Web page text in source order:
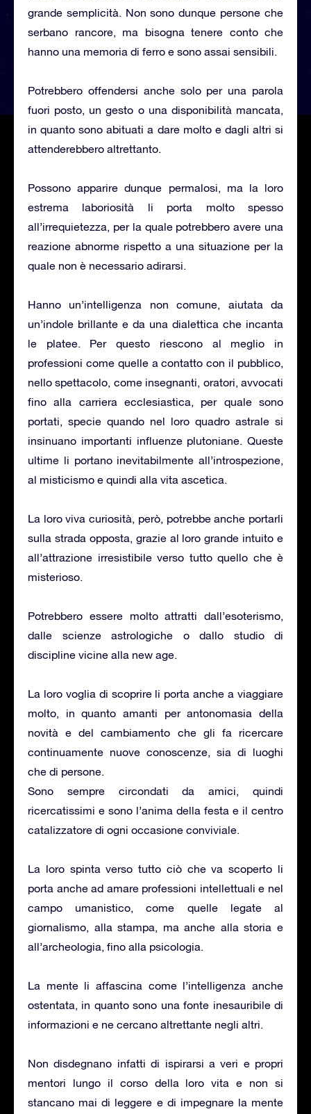
grande semplicità. Non sono dunque persone che
serbano rancore, ma bisogna tenere conto che
hanno una memoria di ferro e sono assai sensibili.
Potrebbero offendersi anche solo per una parola
fuori posto, un gesto o una disponibilità mancata,
in quanto sono abituati a dare molto e dagli altri si
attenderebbero altrettanto.
Possono apparire dunque permalosi, ma la loro
estrema laboriosità li porta molto spesso
all’irrequietezza, per la quale potrebbero avere una
reazione abnorme rispetto a una situazione per la
quale non è necessario adirarsi.
Hanno un’intelligenza non comune, aiutata da
un’indole brillante e da una dialettica che incanta
le platee. Per questo riescono al meglio in
professioni come quelle a contatto con il pubblico,
nello spettacolo, come insegnanti, oratori, avvocati
fino alla carriera ecclesiastica, per quale sono
portati, specie quando nel loro quadro astrale si
insinuano importanti influenze plutoniane. Queste
ultime li portano inevitabilmente all’introspezione,
al misticismo e quindi alla vita ascetica.
La loro viva curiosità, però, potrebbe anche portarli
sulla strada opposta, grazie al loro grande intuito e
all’attrazione irresistibile verso tutto quello che è
misterioso.
Potrebbero essere molto attratti dall’esoterismo,
dalle scienze astrologiche o dallo studio di
discipline vicine alla new age.
La loro voglia di scoprire li porta anche a viaggiare
molto, in quanto amanti per antonomasia della
novità e del cambiamento che gli fa ricercare
continuamente nuove conoscenze, sia di luoghi
che di persone.
Sono sempre circondati da amici, quindi
ricercatissimi e sono l’anima della festa e il centro
catalizzatore di ogni occasione conviviale.
La loro spinta verso tutto ciò che va scoperto li
porta anche ad amare professioni intellettuali e nel
campo umanistico, come quelle legate al
giornalismo, alla stampa, ma anche alla storia e
all’archeologia, fino alla psicologia.
La mente li affascina come l’intelligenza anche
ostentata, in quanto sono una fonte inesauribile di
informazioni e ne cercano altrettante negli altri.
Non disdegnano infatti di ispirarsi a veri e propri
mentori lungo il corso della loro vita e non si
stancano mai di leggere e di impegnare la mente